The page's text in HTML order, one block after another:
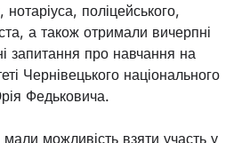
поліцейського,
а також отримали вичерпні
запитання про навчання на
Чернівецького національного
Федьковича.
мали можливість взяти участь у